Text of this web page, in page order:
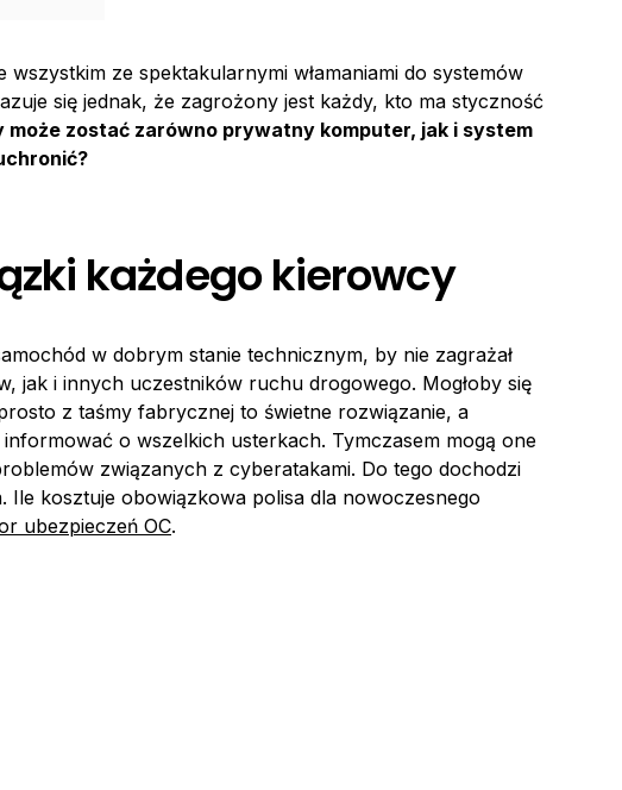
ze spektakularnymi włamaniami do systemów
się jednak, że zagrożony jest każdy, kto ma styczność
może zostać zarówno prywatny komputer, jak i system
każdego kierowcy
w dobrym stanie technicznym, by nie zagrażał
jak i innych uczestników ruchu drogowego. Mogłoby się
z taśmy fabrycznej to świetne rozwiązanie, a
o wszelkich usterkach. Tymczasem mogą one
związanych z cyberatakami. Do tego dochodzi
Ile kosztuje obowiązkowa polisa dla nowoczesnego
ubezpieczeń OC.